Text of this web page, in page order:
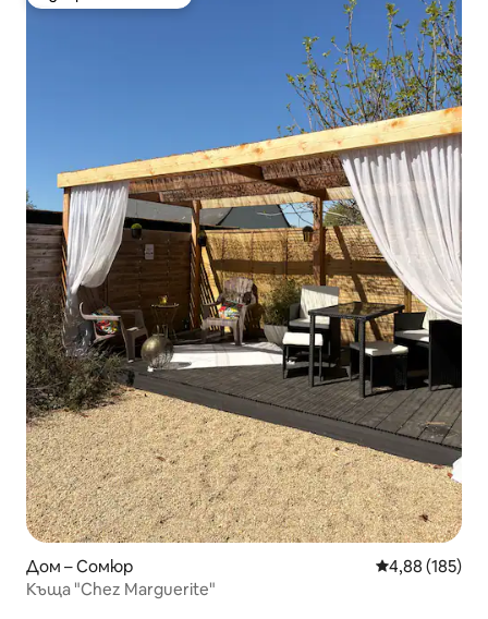
Дом – Сомюр Средна
4,88 (185)
Къща "Chez Marguerite"